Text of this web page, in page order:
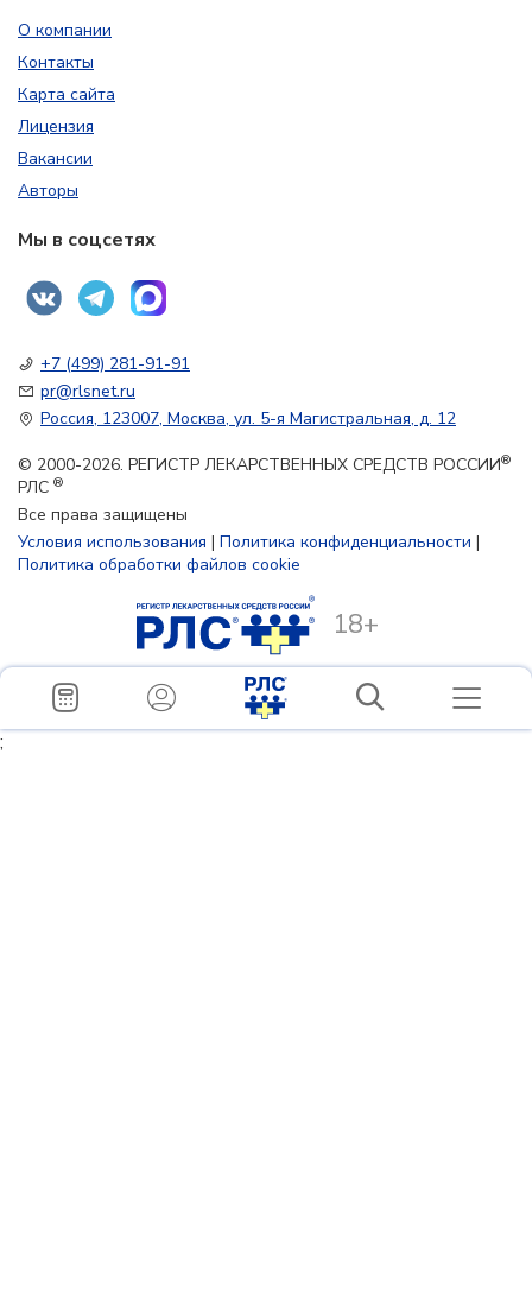
О компании
Контакты
Карта сайта
Лицензия
Вакансии
Авторы
Мы в соцсетях
+7 (499) 281-91-91
pr@rlsnet.ru
Россия, 123007, Москва, ул. 5-я Магистральная, д. 12
© 2000-2026. РЕГИСТР ЛЕКАРСТВЕННЫХ СРЕДСТВ РОССИИ®
РЛС ®
Все права защищены
Условия использования | Политика конфиденциальности |
Политика обработки файлов cookie
18+
;